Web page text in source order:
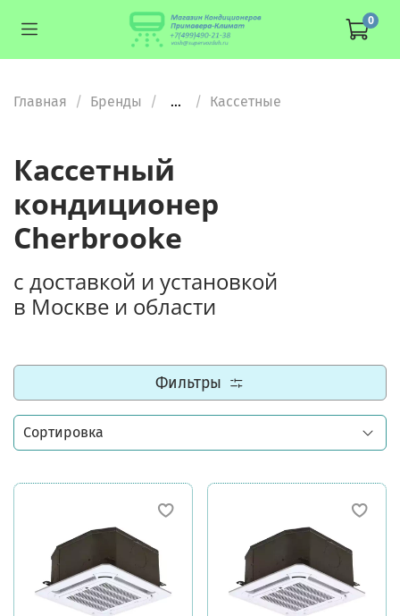
0
Главная Бренды ... Кассетные
Кассетный
кондиционер
Cherbrooke
с доставкой и установкой
в Москве и области
Фильтры